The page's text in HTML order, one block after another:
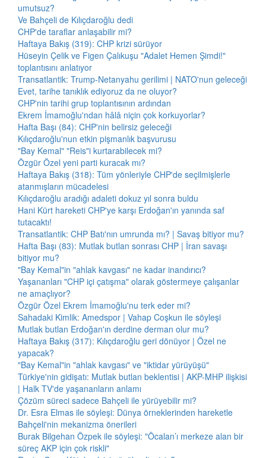
umutsuz?
Ve Bahçeli de Kılıçdaroğlu dedi
CHP'de taraflar anlaşabilir mi?
Haftaya Bakış (319): CHP krizi sürüyor
Hüseyin Çelik ve Figen Çalıkuşu "Adalet Hemen Şimdi!"
toplantısını anlatıyor
Transatlantik: Trump-Netanyahu gerilimi | NATO'nun geleceği
Evet, tarihe tanıklık ediyoruz da ne oluyor?
CHP'nin tarihi grup toplantısının ardından
Ekrem İmamoğlu'ndan hâlâ niçin çok korkuyorlar?
Hafta Başı (84): CHP'nin belirsiz geleceği
Kılıçdaroğlu'nun etkin pişmanlık başvurusu
"Bay Kemal" "Reis"i kurtarabilecek mi?
Özgür Özel yeni parti kuracak mı?
Haftaya Bakış (318): Tüm yönleriyle CHP'de seçilmişlerle
atanmışların mücadelesi
Kılıçdaroğlu aradığı adaleti dokuz yıl sonra buldu
Hani Kürt hareketi CHP'ye karşı Erdoğan'ın yanında saf
tutacaktı!
Transatlantik: CHP Batı'nın umrunda mı? | Savaş bitiyor mu?
Hafta Başı (83): Mutlak butlan sonrası CHP | İran savaşı
bitiyor mu?
"Bay Kemal"in "ahlak kavgası" ne kadar inandırıcı?
Yaşananları "CHP içi çatışma" olarak göstermeye çalışanlar
ne amaçlıyor?
Özgür Özel Ekrem İmamoğlu'nu terk eder mi?
Sahadaki Kimlik: Amedspor | Vahap Coşkun ile söyleşi
Mutlak butlan Erdoğan'ın derdine derman olur mu?
Haftaya Bakış (317): Kılıçdaroğlu geri dönüyor | Özel ne
yapacak?
"Bay Kemal"in "ahlak kavgası" ve "iktidar yürüyüşü"
Türkiye'nin gidişatı: Mutlak butlan beklentisi | AKP-MHP ilişkisi
| Halk TV'de yaşananların anlamı
Çözüm süreci sadece Bahçeli ile yürüyebilir mi?
Dr. Esra Elmas ile söyleşi: Dünya örneklerinden hareketle
Bahçeli'nin mekanizma önerileri
Burak Bilgehan Özpek ile söyleşi: "Öcalan’ı merkeze alan bir
süreç AKP için çok riskli"